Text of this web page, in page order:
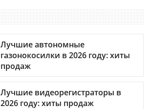
Лучшие автономные
газонокосилки в 2026 году: хиты
продаж
Лучшие видеорегистраторы в
2026 году: хиты продаж